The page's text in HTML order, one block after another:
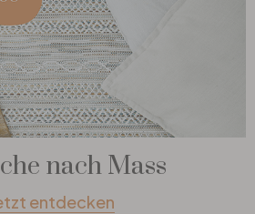
nach Mass
entdecken